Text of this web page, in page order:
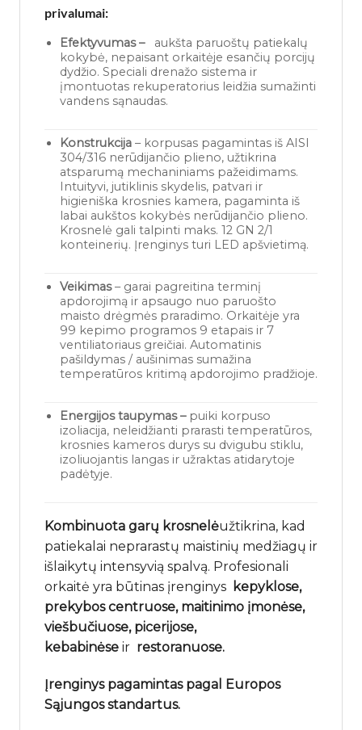
privalumai:
Efektyvumas –aukšta paruoštų patiekalų
kokybė, nepaisant orkaitėje esančių porcijų
dydžio. Speciali drenažo sistema ir
įmontuotas rekuperatorius leidžia sumažinti
vandens sąnaudas.
Konstrukcija– korpusas pagamintas iš AISI
304/316 nerūdijančio plieno, užtikrina
atsparumą mechaniniams pažeidimams.
Intuityvi, jutiklinis skydelis, patvari ir
higieniška krosnies kamera, pagaminta iš
labai aukštos kokybės nerūdijančio plieno.
Krosnelė gali talpinti maks. 12 GN 2/1
konteinerių. Įrenginys turi LED apšvietimą.
Veikimas– garai pagreitina terminį
apdorojimą ir apsaugo nuo paruošto
maisto drėgmės praradimo. Orkaitėje yra
99 kepimo programos 9 etapais ir 7
ventiliatoriaus greičiai. Automatinis
pašildymas / aušinimas sumažina
temperatūros kritimą apdorojimo pradžioje.
Energijos taupymas –puiki korpuso
izoliacija, neleidžianti prarasti temperatūros,
krosnies kameros durys su dvigubu stiklu,
izoliuojantis langas ir užraktas atidarytoje
padėtyje.
Kombinuota garų krosnelėužtikrina, kad
patiekalai neprarastų maistinių medžiagų ir
išlaikytų intensyvią spalvą. Profesionali
orkaitė yra būtinas įrenginys kepyklose,
prekybos centruose, maitinimo įmonėse,
viešbučiuose, picerijose,
kebabinėse ir restoranuose.
Įrenginys pagamintas pagal Europos
Sąjungos standartus.